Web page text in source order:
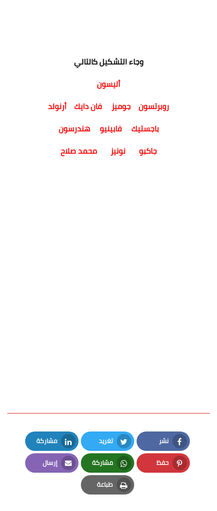
وجاء التشكيل كالتالي
أليسون
روبرتسون جوميز فان دايك أرنولد
باجستيك فابينيو هندرسون
جاكبو نونيز محمد صلاح
نشر
Facebook
تغريد
Twitter
مشاركة
LinkedIn
حفظ
Pinterest
مشاركة
Whatsapp
إرسال
Email
طباعة
Print